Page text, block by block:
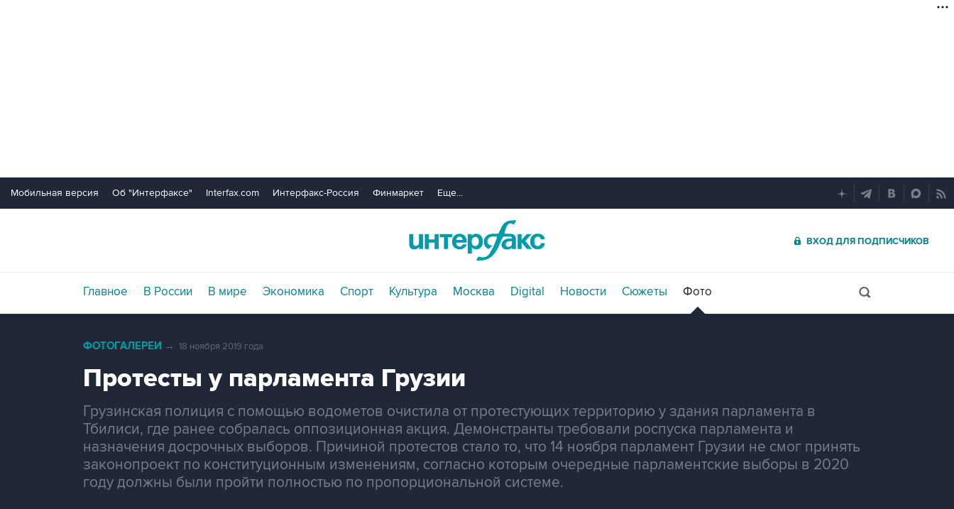
Мобильная версия Об "Интерфаксе" Interfax.com Интерфакс-Россия Финмаркет Еще...
ВХОД ДЛЯ ПОДПИСЧИКОВ
Главное В России В мире Экономика Спорт Культура Москва Digital Новости Сюжеты Фото
ФОТОГАЛЕРЕИ → 18 ноября 2019 года
Протесты у парламента Грузии
Грузинская полиция с помощью водометов очистила от протестующих территорию у здания парламента в
Тбилиси, где ранее собралась оппозиционная акция. Демонстранты требовали роспуска парламента и
назначения досрочных выборов. Причиной протестов стало то, что 14 ноября парламент Грузии не смог принять
законопроект по конституционным изменениям, согласно которым очередные парламентские выборы в 2020
году должны были пройти полностью по пропорциональной системе.